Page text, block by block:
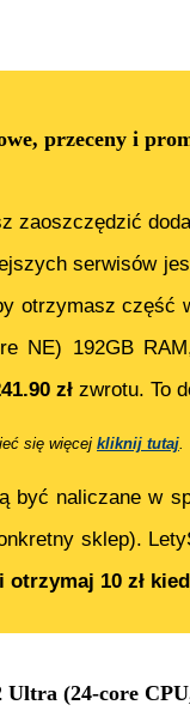
przeceny i
zaoszczędzić
serwisów
otrzymasz część
NE) 192GB
zł zwrotu. To
się więcej kliknij tutaj.
być naliczane w
sklep).
otrzymaj 10 zł
(24-core